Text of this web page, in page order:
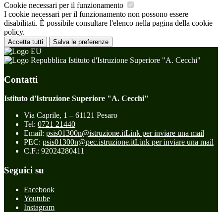
Cookie necessari per il funzionamento
I cookie necessari per il funzionamento non possono essere
disabilitati. È possibile consultare l'elenco nella pagina della cookie
policy.
Accetta tutti Salva le preferenze
Istituto d'Istruzione Superiore "A. Cecchi"
Contatti
Istituto d'Istruzione Superiore "A. Cecchi"
Via Caprile, 1 – 61121 Pesaro
Tel: 0721 21440
Email: psis01300n@istruzione.itLink per inviare una mail
PEC: psis01300n@pec.istruzione.itLink per inviare una mail
C.F.: 92024280411
Seguici su
Facebook
Youtube
Instagram